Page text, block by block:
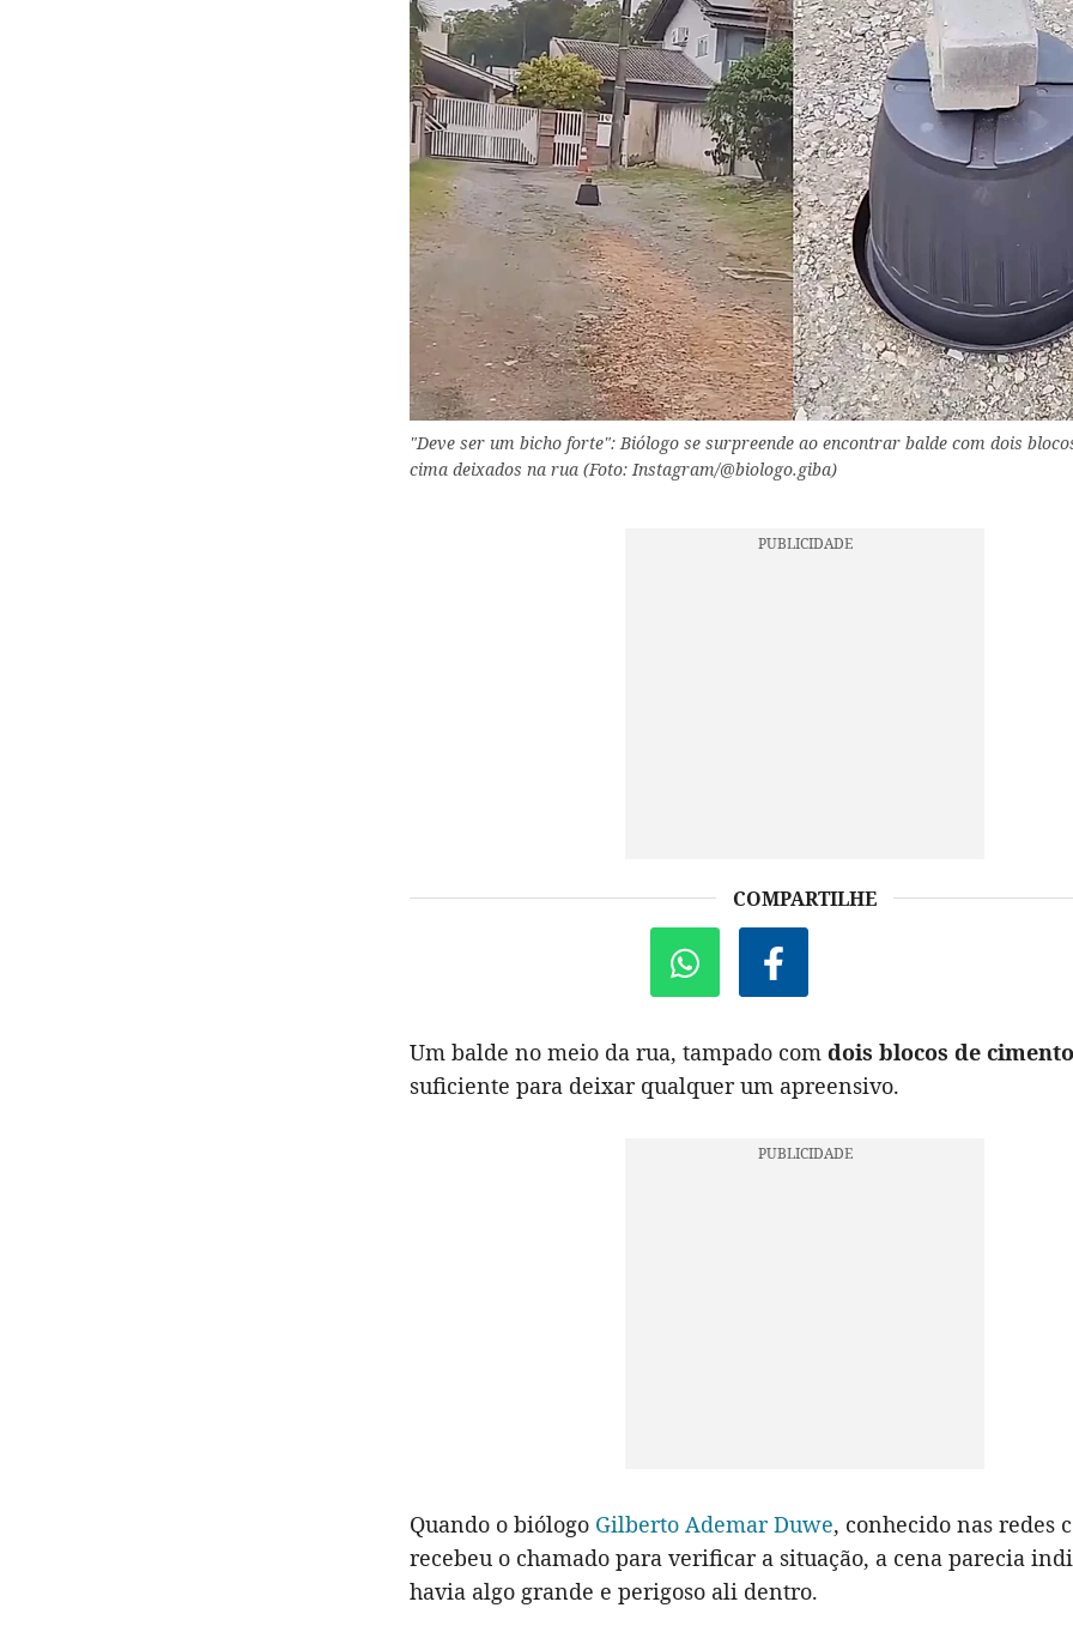
"Deve ser um bicho forte": Biólogo se surpreende ao encontrar balde com dois
cima deixados na rua (Foto: Instagram/@biologo.giba)
COMPARTILHE
Um balde no meio da rua, tampado com dois blocos de cimento
suficiente para deixar qualquer um apreensivo.
Quando o biólogo Gilberto Ademar Duwe, conhecido nas redes
recebeu o chamado para verificar a situação, a cena parecia
havia algo grande e perigoso ali dentro.